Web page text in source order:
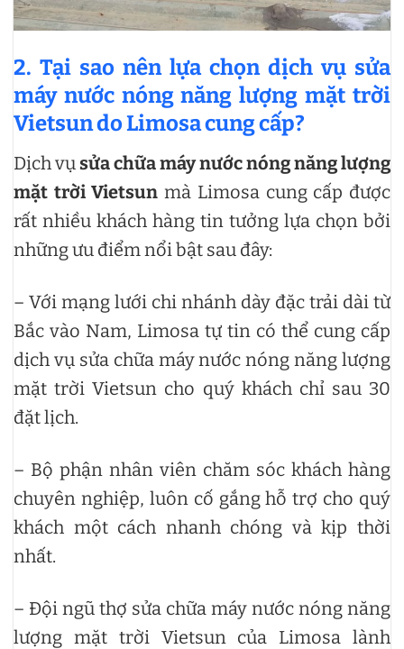
2. Tại sao nên lựa chọn dịch vụ sửa
máy nước nóng năng lượng mặt trời
Vietsun do Limosa cung cấp?
Dịch vụ sửa chữa máy nước nóng năng lượng
mặt trời Vietsun mà Limosa cung cấp được
rất nhiều khách hàng tin tưởng lựa chọn bởi
những ưu điểm nổi bật sau đây:
– Với mạng lưới chi nhánh dày đặc trải dài từ
Bắc vào Nam, Limosa tự tin có thể cung cấp
dịch vụ sửa chữa máy nước nóng năng lượng
mặt trời Vietsun cho quý khách chỉ sau 30
đặt lịch.
– Bộ phận nhân viên chăm sóc khách hàng
chuyên nghiệp, luôn cố gắng hỗ trợ cho quý
khách một cách nhanh chóng và kịp thời
nhất.
– Đội ngũ thợ sửa chữa máy nước nóng năng
lượng mặt trời Vietsun của Limosa lành